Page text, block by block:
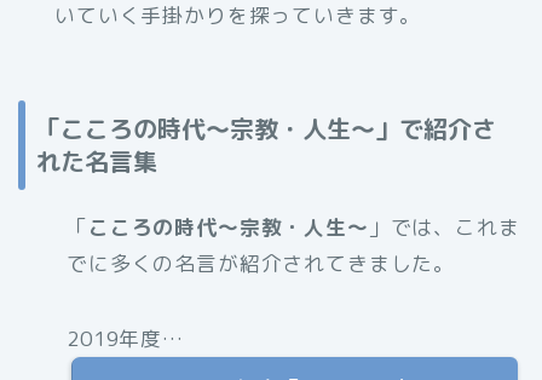
いていく手掛かりを探っていきます。
「こころの時代〜宗教・人生〜」で紹介さ
れた名言集
「こころの時代〜宗教・人生〜 」では、これま
でに多くの名言が紹介されてきました。
2019年度…